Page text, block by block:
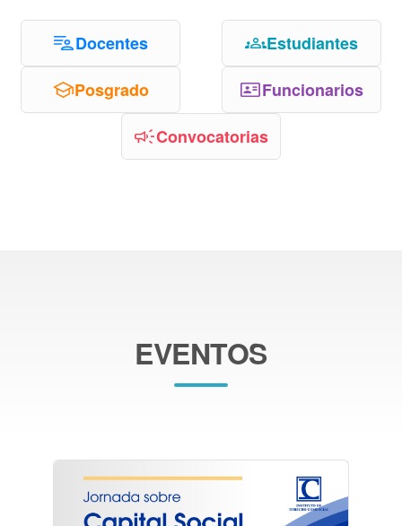
Docentes
Estudiantes
Posgrado
Funcionarios
Convocatorias
EVENTOS